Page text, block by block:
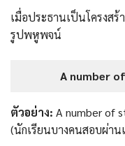
เมื่อประธานเป็นโครงสร้
รูปพหูพจน์
A number
ตัวอย่าง: A number of
(นักเรียนบางคนสอบผ่าน